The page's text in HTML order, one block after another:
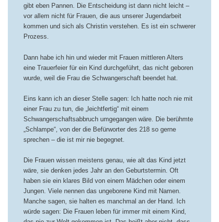
gibt eben Pannen. Die Entscheidung ist dann nicht leicht –
vor allem nicht für Frauen, die aus unserer Jugendarbeit
kommen und sich als Christin verstehen. Es ist ein schwerer
Prozess.
Dann habe ich hin und wieder mit Frauen mittleren Alters
eine Trauerfeier für ein Kind durchgeführt, das nicht geboren
wurde, weil die Frau die Schwangerschaft beendet hat.
Eins kann ich an dieser Stelle sagen: Ich hatte noch nie mit
einer Frau zu tun, die „leichtfertig“ mit einem
Schwangerschaftsabbruch umgegangen wäre. Die berühmte
„Schlampe“, von der die Befürworter des 218 so gerne
sprechen – die ist mir nie begegnet.
Die Frauen wissen meistens genau, wie alt das Kind jetzt
wäre, sie denken jedes Jahr an den Geburtstermin. Oft
haben sie ein klares Bild von einem Mädchen oder einem
Jungen. Viele nennen das ungeborene Kind mit Namen.
Manche sagen, sie halten es manchmal an der Hand. Ich
würde sagen: Die Frauen leben für immer mit einem Kind,